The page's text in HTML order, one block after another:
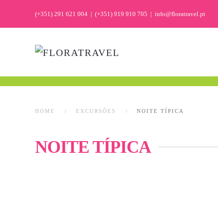
(+351) 291 621 004 | (+351) 919 910 705 | info@floratravel.pt
HOME EXCURSÕES NOITE TÍPICA
NOITE TÍPICA